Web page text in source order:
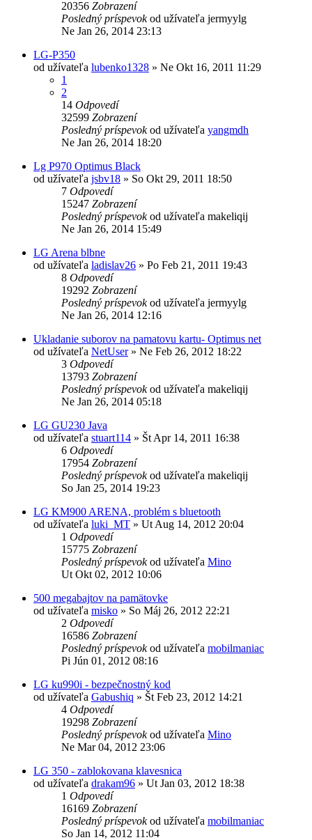
20356 Zobrazení
Posledný príspevokod užívateľa jermyylg
Ne Jan 26, 2014 23:13
LG-P350
od užívateľa lubenko1328 » Ne Okt 16, 2011 11:29
1
2
14 Odpovedí
32599 Zobrazení
Posledný príspevokod užívateľa yangmdh
Ne Jan 26, 2014 18:20
Lg P970 Optimus Black
od užívateľa jsbv18 » So Okt 29, 2011 18:50
7 Odpovedí
15247 Zobrazení
Posledný príspevokod užívateľa makeliqij
Ne Jan 26, 2014 15:49
LG Arena blbne
od užívateľa ladislav26 » Po Feb 21, 2011 19:43
8 Odpovedí
19292 Zobrazení
Posledný príspevokod užívateľa jermyylg
Ne Jan 26, 2014 12:16
Ukladanie suborov na pamatovu kartu- Optimus net
od užívateľa NetUser» Ne Feb 26, 2012 18:22
3 Odpovedí
13793 Zobrazení
Posledný príspevokod užívateľa makeliqij
Ne Jan 26, 2014 05:18
LG GU230 Java
od užívateľa stuart114 » Št Apr 14, 2011 16:38
6 Odpovedí
17954 Zobrazení
Posledný príspevokod užívateľa makeliqij
So Jan 25, 2014 19:23
LG KM900 ARENA, problém s bluetooth
od užívateľa luki_MT » Ut Aug 14, 2012 20:04
1 Odpovedí
15775 Zobrazení
Posledný príspevokod užívateľa Mino
Ut Okt 02, 2012 10:06
500 megabajtov na pamätovke
od užívateľa misko » So Máj 26, 2012 22:21
2 Odpovedí
16586 Zobrazení
Posledný príspevokod užívateľa mobilmaniac
Pi Jún 01, 2012 08:16
LG ku990i - bezpečnostný kod
od užívateľa Gabushiq » Št Feb 23, 2012 14:21
4 Odpovedí
19298 Zobrazení
Posledný príspevokod užívateľa Mino
Ne Mar 04, 2012 23:06
LG 350 - zablokovana klavesnica
od užívateľa drakam96 » Ut Jan 03, 2012 18:38
1 Odpovedí
16169 Zobrazení
Posledný príspevokod užívateľa mobilmaniac
So Jan 14, 2012 11:04